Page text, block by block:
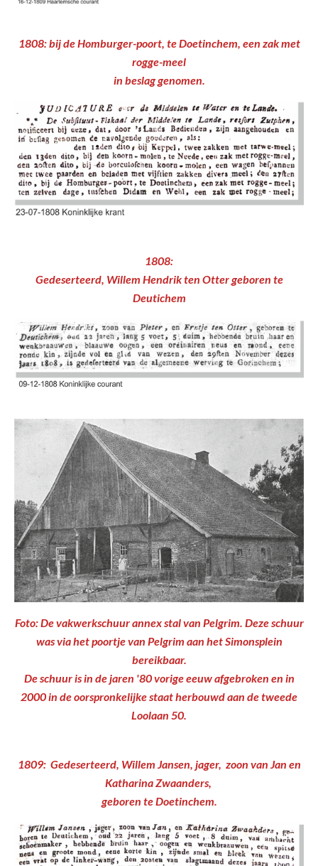
1808: bij de Homburger-poort, te Doetinchem, een zak met
rogge-meel
in beslag genomen.
1808:
Gedeserteerd, Willem Hendrik ten Otter geboren te
Deutichem
Foto: De vakwerkschuur annex stal van Pelgrim. Deze schuur
was via het poortje van Pelgrim aan het Simonsplein
bereikbaar.
De schuur is in de jaren '80 vorige eeuw afgebroken en in
2000 in de oorspronkelijke staat herbouwd aan de tweede
Loolaan 50.
1809: Gedeserteerd, Willem Jansen, jager, zoon van Jan en
Katharina Zwaanders,
geboren te Doetinchem.